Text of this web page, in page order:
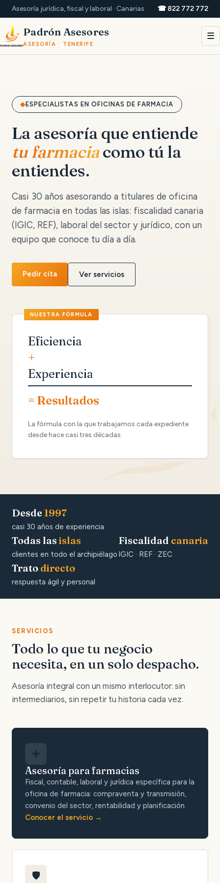
Asesoría jurídica, fiscal y laboral · Canarias ☎ 822 772 772
Padrón Asesores
ASESORÍA · TENERIFE
☰
ESPECIALISTAS EN OFICINAS DE FARMACIA
La asesoría que entiende
tu farmaciacomo tú la
entiendes.
Casi 30 años asesorando a titulares de oficina
de farmacia en todas las islas: fiscalidad canaria
(IGIC, REF), laboral del sector y jurídico, con un
equipo que conoce tu día a día.
Pedir cita Ver servicios
Eficiencia
+
Experiencia
= Resultados
La fórmula con la que trabajamos cada expediente
desde hace casi tres décadas.
Desde 1997
casi 30 años de experiencia
Todas las islas
clientes en todo el archipiélago
Fiscalidad canaria
IGIC · REF · ZEC
Trato directo
respuesta ágil y personal
SERVICIOS
Todo lo que tu negocio
necesita, en un solo despacho.
Asesoría integral con un mismo interlocutor: sin
intermediarios, sin repetir tu historia cada vez.
Asesoría para farmacias
Fiscal, contable, laboral y jurídica específica para la
oficina de farmacia: compraventa y transmisión,
convenio del sector, rentabilidad y planificación.
Conocer el servicio
🛡️